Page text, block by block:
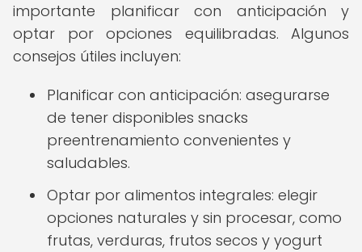
importante planificar con anticipación y
optar por opciones equilibradas. Algunos
consejos útiles incluyen:
Planificar con anticipación: asegurarse
de tener disponibles snacks
preentrenamiento convenientes y
saludables.
Optar por alimentos integrales: elegir
opciones naturales y sin procesar, como
frutas, verduras, frutos secos y yogurt